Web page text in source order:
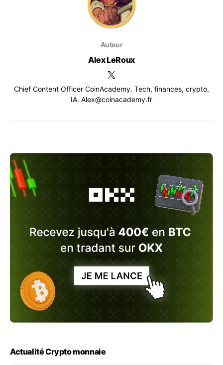
Auteur
Alex LeRoux
Chief Content Officer CoinAcademy. Tech, finances, crypto,
IA. Alex@coinacademy.fr
Actualité Crypto monnaie